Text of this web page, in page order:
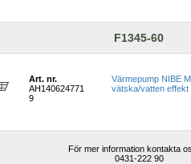
F1345-60
Art. nr.
AH140624771
9
Värmepump NIBE
vätska/vatten effekt
För mer information kontakta
0431-222 90